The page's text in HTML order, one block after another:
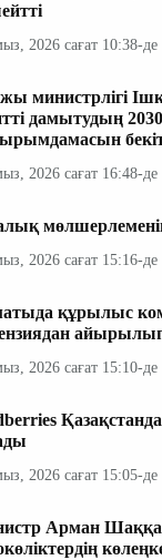
2026 сағат 10:38-де
министрлігі
дамытудың
2026 сағат 16:48-де
2026 сағат 15:16-де
құрылыс
2026 сағат 15:10-де
2026 сағат 15:05-де
Арман